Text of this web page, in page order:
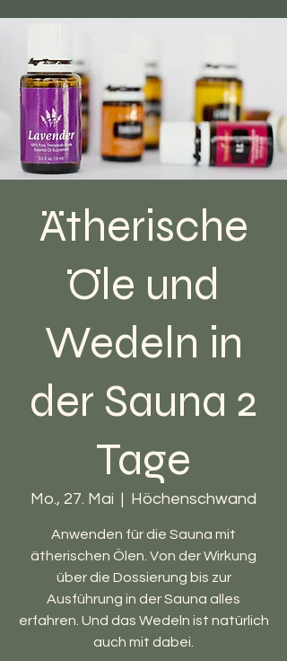
Ätherische
Öle und
Wedeln in
der Sauna 2
Tage
Mo., 27. Mai
  |
Höchenschwand
Anwenden für die Sauna mit
ätherischen Ölen. Von der Wirkung
über die Dossierung bis zur
Ausführung in der Sauna alles
erfahren. Und das Wedeln ist natürlich
auch mit dabei.